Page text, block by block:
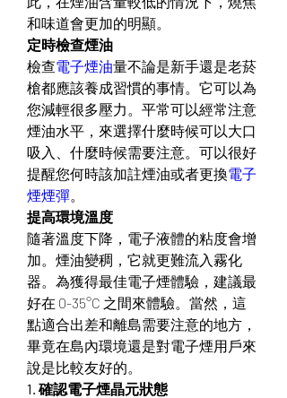
和味道會更加的明顯。
定時檢查煙油
檢查電子煙油量不論是新手還是老菸
槍都應該養成習慣的事情。它可以為
您減輕很多壓力。平常可以經常注意
煙油水平，來選擇什麼時候可以大口
吸入、什麼時候需要注意。可以很好
提醒您何時該加註煙油或者更換電子
煙煙彈。
提高環境溫度
隨著溫度下降，電子液體的粘度會增
加。煙油變稠，它就更難流入霧化
器。為獲得最佳電子煙體驗，建議最
好在 0-35°C 之間來體驗。當然，這
點適合出差和離島需要注意的地方，
畢竟在島內環境還是對電子煙用戶來
說是比較友好的。
1. 確認電子煙晶元狀態